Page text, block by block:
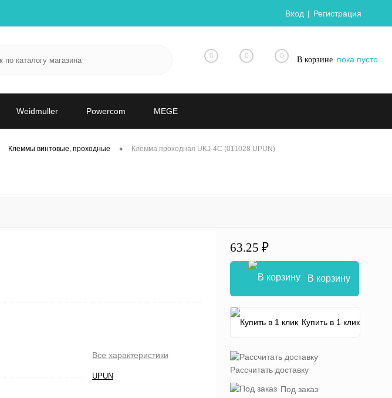
Вход Регистрация
0 0 0 В корзине пока пусто
Weidmuller Powercom MEGE
Клеммы винтовые, проходные • Клемма проходная UKJ-4C (011028 UPUN)
Все характеристики
UPUN
63.25 ₽
В корзину
Купить в 1 клик
Рассчитать доставку
Под заказ